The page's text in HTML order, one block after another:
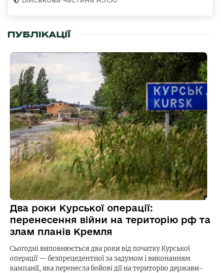
ПУБЛІКАЦІЇ
Два роки Курської операції:
перенесення війни на територію рф та
злам планів Кремля
Сьогодні виповнюється два роки від початку Курської
операції — безпрецедентної за задумом і виконанням
кампанії, яка перенесла бойові дії на територію держави-